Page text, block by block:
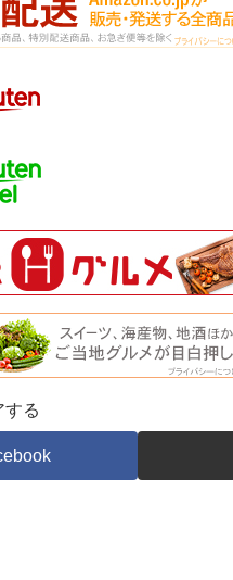
する